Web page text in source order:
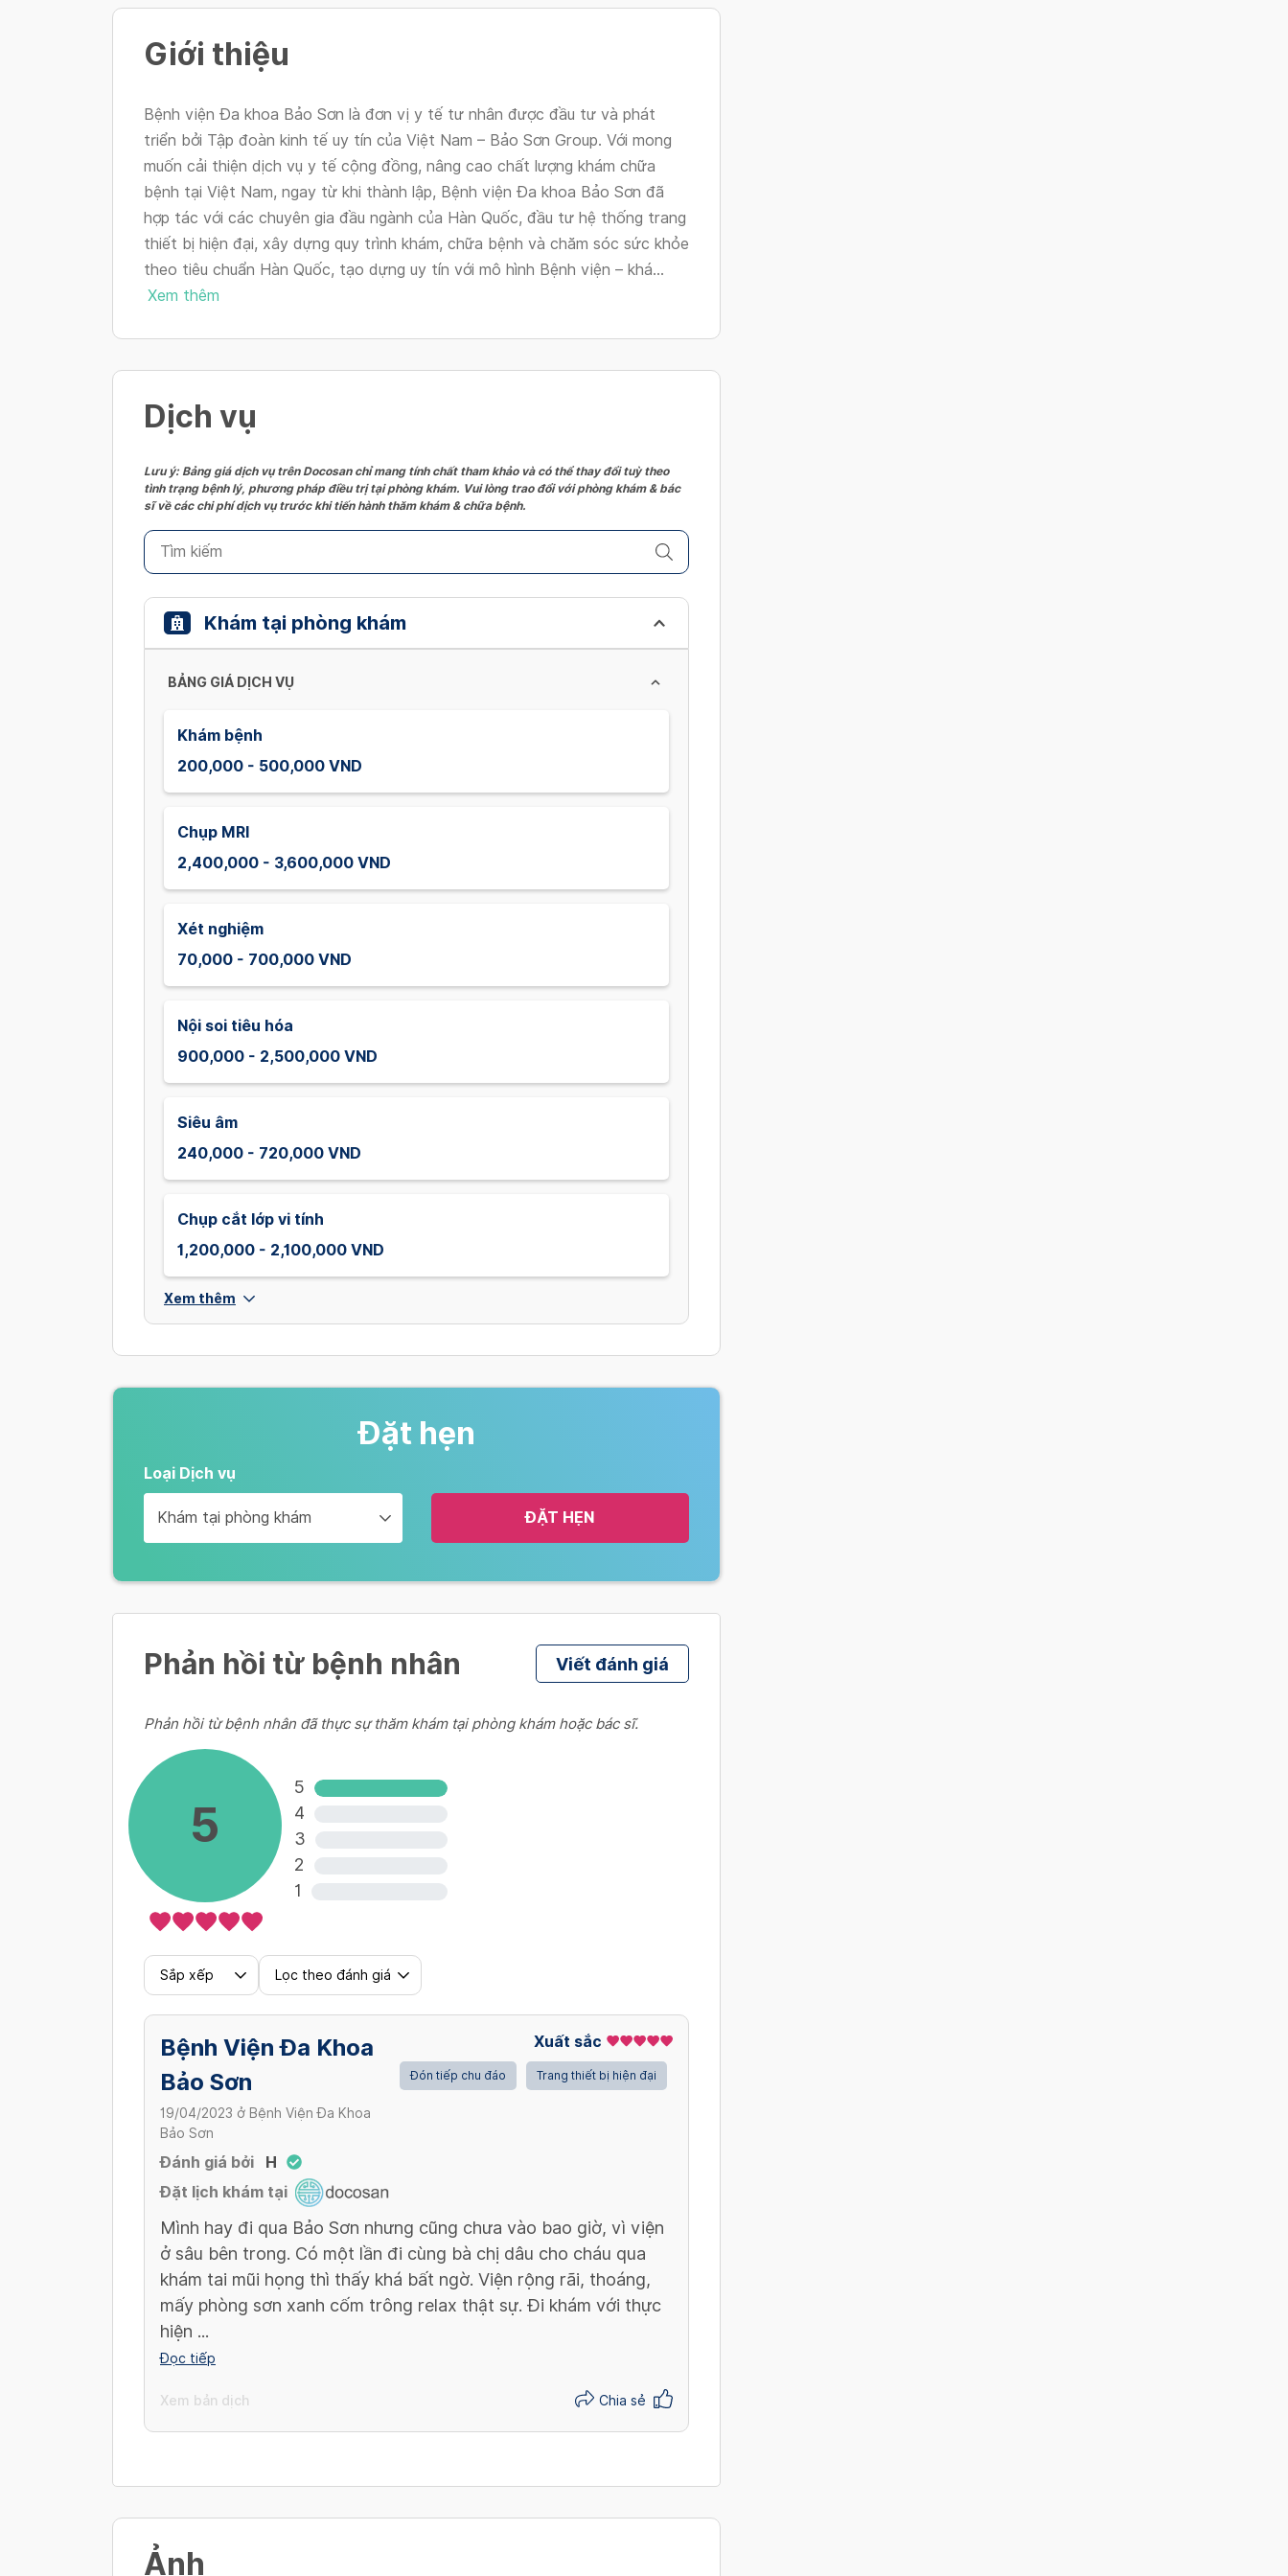
Giới thiệu
Bệnh viện Đa khoa Bảo Sơn là đơn vị y tế tư nhân được đầu tư và phát
triển bởi Tập đoàn kinh tế uy tín của Việt Nam – Bảo Sơn Group. Với mong
muốn cải thiện dịch vụ y tế cộng đồng, nâng cao chất lượng khám chữa
bệnh tại Việt Nam, ngay từ khi thành lập, Bệnh viện Đa khoa Bảo Sơn đã
hợp tác với các chuyên gia đầu ngành của Hàn Quốc, đầu tư hệ thống trang
thiết bị hiện đại, xây dựng quy trình khám, chữa bệnh và chăm sóc sức khỏe
theo tiêu chuẩn Hàn Quốc, tạo dựng uy tín với mô hình Bệnh viện – khá...
Xem thêm
Dịch vụ
Lưu ý: Bảng giá dịch vụ trên Docosan chỉ mang tính chất tham khảo và có thể thay đổi tuỳ theo
tình trạng bệnh lý, phương pháp điều trị tại phòng khám. Vui lòng trao đổi với phòng khám & bác
sĩ về các chi phí dịch vụ trước khi tiến hành thăm khám & chữa bệnh.
Khám tại phòng khám
BẢNG GIÁ DỊCH VỤ
Khám bệnh
200,000 - 500,000 VND
Chụp MRI
2,400,000 - 3,600,000 VND
Xét nghiệm
70,000 - 700,000 VND
Nội soi tiêu hóa
900,000 - 2,500,000 VND
Siêu âm
240,000 - 720,000 VND
Chụp cắt lớp vi tính
1,200,000 - 2,100,000 VND
Xem thêm
Đặt hẹn
Loại Dịch vụ
Khám tại phòng khám ĐẶT HẸN
Phản hồi từ bệnh nhân Viết đánh giá
Phản hồi từ bệnh nhân đã thực sự thăm khám tại phòng khám hoặc bác sĩ.
5
5
4
3
2
1
Sắp xếp Lọc theo đánh giá
Bệnh Viện Đa Khoa
Bảo Sơn
19/04/2023 ở Bệnh Viện Đa Khoa
Bảo Sơn
Đánh giá bởi
H
Đặt lịch khám tại
Xuất sắc
Đón tiếp chu đáo Trang thiết bị hiện đại
Mình hay đi qua Bảo Sơn nhưng cũng chưa vào bao giờ, vì viện
ở sâu bên trong. Có một lần đi cùng bà chị dâu cho cháu qua
khám tai mũi họng thì thấy khá bất ngờ. Viện rộng rãi, thoáng,
mấy phòng sơn xanh cốm trông relax thật sự. Đi khám với thực
hiện ...
Đọc tiếp
Xem bản dịch Chia sẻ
Ảnh